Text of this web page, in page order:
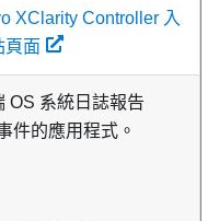
XClarity Controller 入
頁面
OS 系統日誌報告
件的應用程式。